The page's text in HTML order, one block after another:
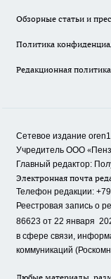
Обзорные статьи и
Политика
Редакционная политика
Сетевое издание
Учредитель ООО «
Главный редактор:
Электронная почта
Телефон редакции:
Реестровая запись о
86623 от 22 января
в сфере связи,
коммуникаций